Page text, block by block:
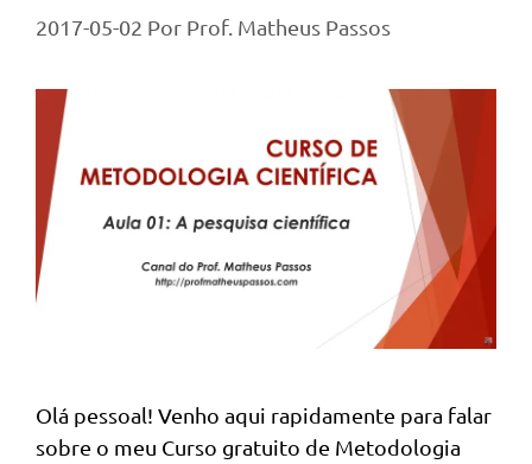
2017-05-02 Por Prof. Matheus Passos
Olá pessoal! Venho aqui rapidamente para falar
sobre o meu Curso gratuito de Metodologia